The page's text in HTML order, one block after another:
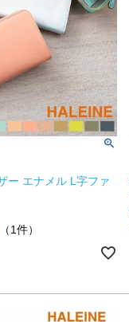
ー エナメル L字ファ
（1件）